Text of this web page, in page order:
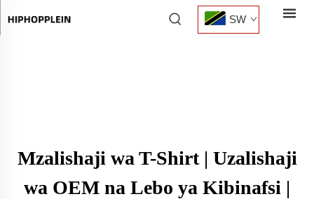
SW
Mzalishaji wa T-Shirt | Uzalishaji
wa OEM na Lebo ya Kibinafsi |